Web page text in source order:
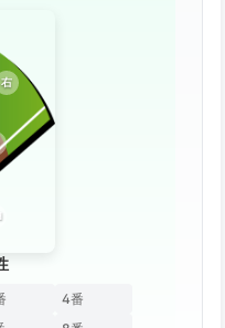
右
4番